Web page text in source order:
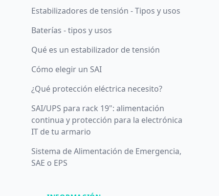
Estabilizadores de tensión - Tipos y usos
Baterías - tipos y usos
Qué es un estabilizador de tensión
Cómo elegir un SAI
¿Qué protección eléctrica necesito?
SAI/UPS para rack 19": alimentación
continua y protección para la electrónica
IT de tu armario
Sistema de Alimentación de Emergencia,
SAE o EPS